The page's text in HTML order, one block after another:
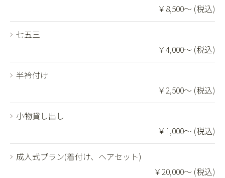
￥8,500～ (税込)
七五三
￥4,000～ (税込)
半衿付け
￥2,500～ (税込)
小物貸し出し
￥1,000～ (税込)
成人式プラン(着付け、ヘアセット)
￥20,000～ (税込)